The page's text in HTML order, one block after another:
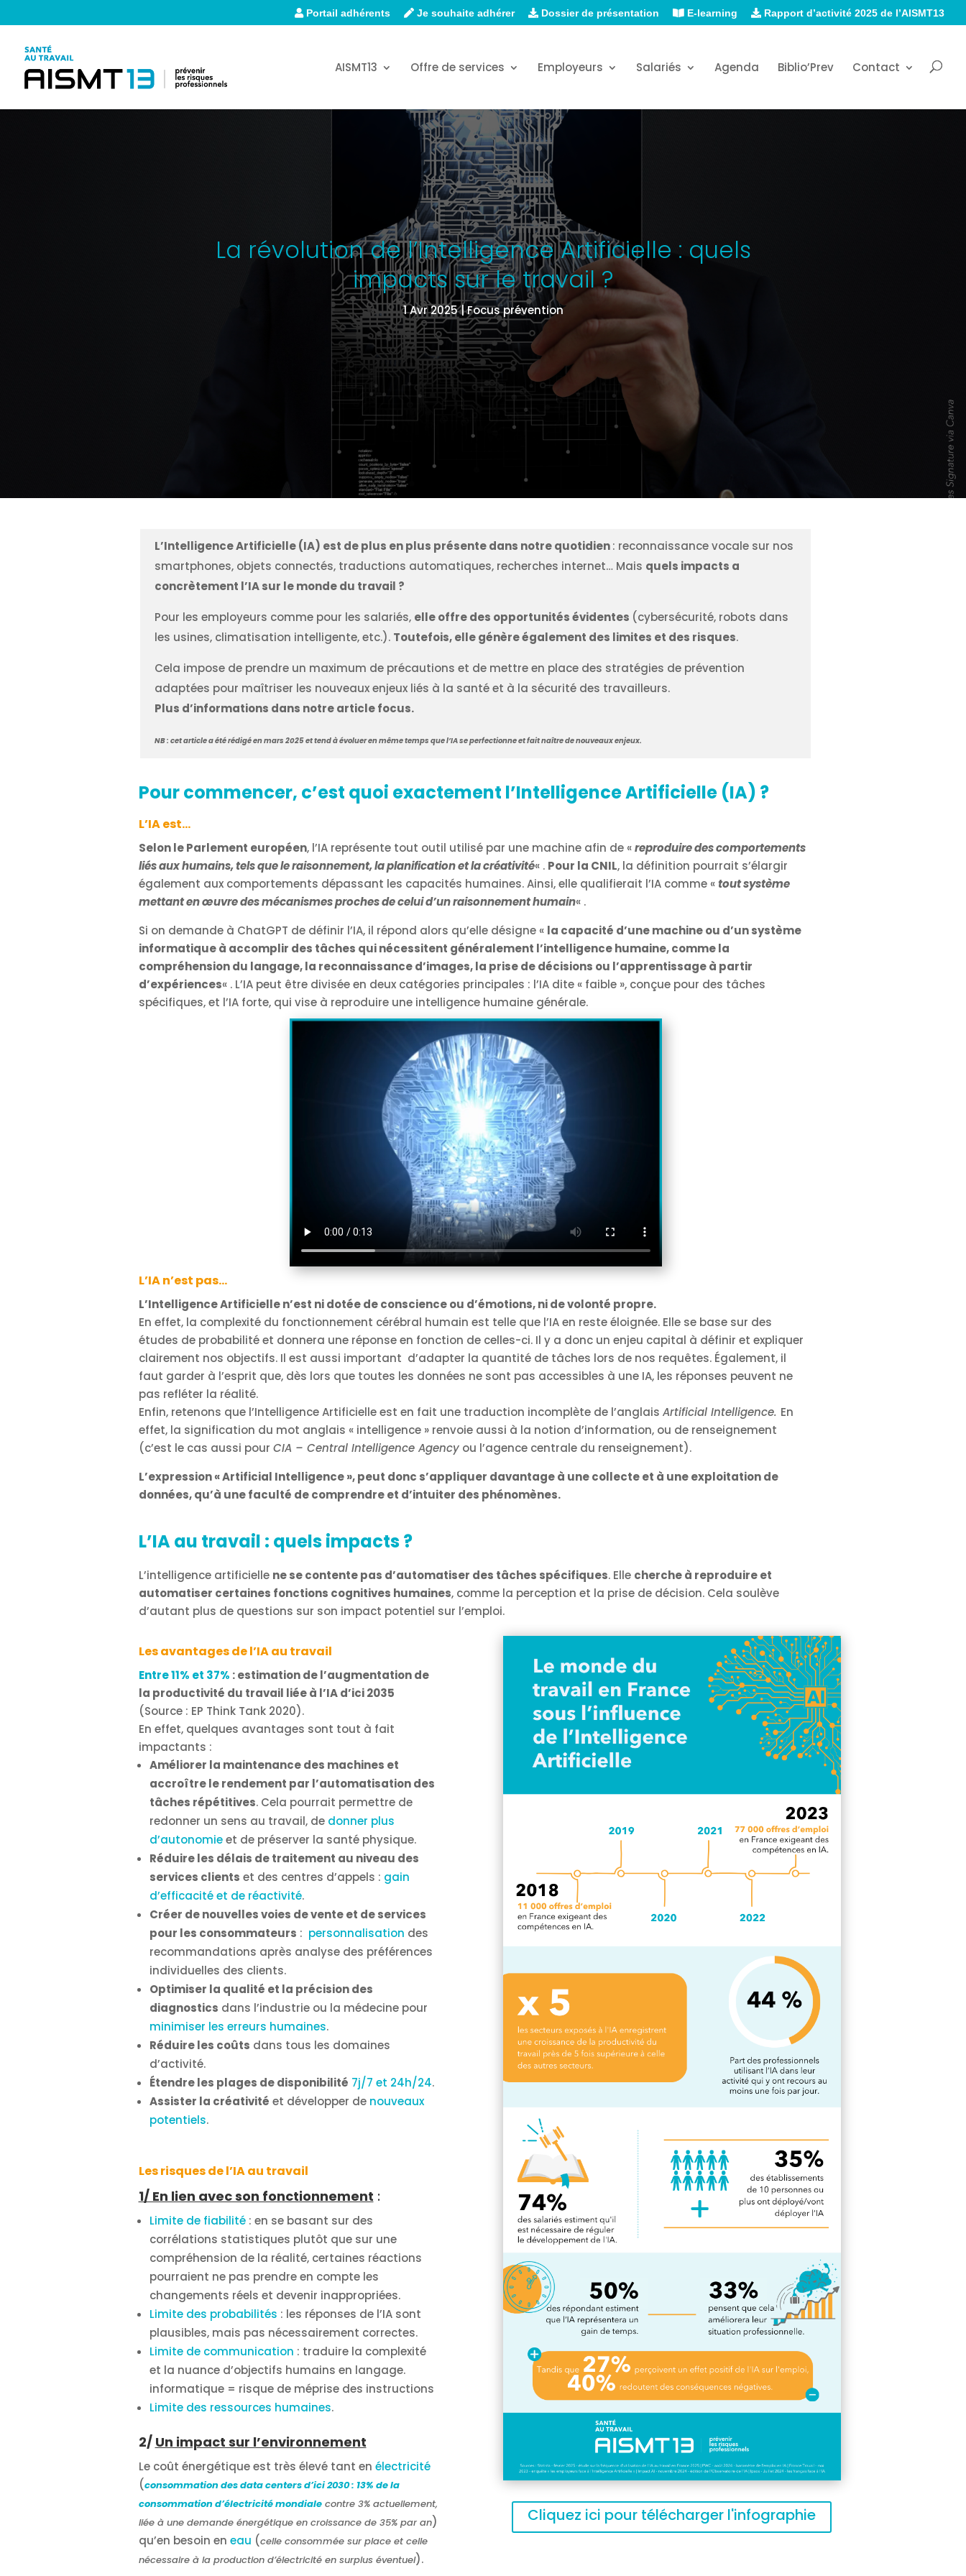
Portail adhérents Je souhaite adhérer Dossier de présentation E-learning Rapport d’activité 2025 de l’AISMT13
AISMT13 Offre de services Employeurs Salariés Agenda Biblio’Prev Contact
La révolution de l’Intelligence Artificielle : quels
impacts sur le travail ?
1 Avr 2025 Focus prévention
L’Intelligence Artificielle (IA) est de plus en plus présente dans notre quotidien: reconnaissance vocale sur nos
smartphones, objets connectés, traductions automatiques, recherches internet… Mais quels impacts a
concrètement l’IA sur le monde du travail ?
Pour les employeurs comme pour les salariés, elle offre des opportunités évidentes (cybersécurité, robots dans
les usines, climatisation intelligente, etc.). Toutefois, elle génère également des limites et des risques.
Cela impose de prendre un maximum de précautions et de mettre en place des stratégies de prévention
adaptées pour maîtriser les nouveaux enjeux liés à la santé et à la sécurité des travailleurs.
Plus d’informations dans notre article focus.
NB : cet article a été rédigé en mars 2025 et tend à évoluer en même temps que l’IA se perfectionne et fait naître de nouveaux enjeux.
Pour commencer, c’est quoi exactement l’Intelligence Artificielle (IA) ?
L’IA est…
Selon le Parlement européen, l’IA représente tout outil utilisé par une machine afin de «reproduire des comportements
liés aux humains, tels que le raisonnement, la planification et la créativité« . Pour la CNIL, la définition pourrait s’élargir
également aux comportements dépassant les capacités humaines. Ainsi, elle qualifierait l’IA comme «tout système
mettant en œuvre des mécanismes proches de celui d’un raisonnement humain« .
Si on demande à ChatGPT de définir l’IA, il répond alors qu’elle désigne « la capacité d’une machine ou d’un système
informatique à accomplir des tâches qui nécessitent généralement l’intelligence humaine, comme la
compréhension du langage, la reconnaissance d’images, la prise de décisions ou l’apprentissage à partir
d’expériences« . L’IA peut être divisée en deux catégories principales : l’IA dite « faible », conçue pour des tâches
spécifiques, et l’IA forte, qui vise à reproduire une intelligence humaine générale.
L’IA n’est pas…
L’Intelligence Artificielle n’est ni dotée de conscience ou d’émotions, ni de volonté propre.
En effet, la complexité du fonctionnement cérébral humain est telle que l’IA en reste éloignée. Elle se base sur des
études de probabilité et donnera une réponse en fonction de celles-ci. Il y a donc un enjeu capital à définir et expliquer
clairement nos objectifs. Il est aussi important d’adapter la quantité de tâches lors de nos requêtes. Également, il
faut garder à l’esprit que, dès lors que toutes les données ne sont pas accessibles à une IA, les réponses peuvent ne
pas refléter la réalité.
Enfin, retenons que l’Intelligence Artificielle est en fait une traduction incomplète de l’anglais Artificial Intelligence. En
effet, la signification du mot anglais « intelligence » renvoie aussi à la notion d’information, ou de renseignement
(c’est le cas aussi pour CIA – Central Intelligence Agencyou l’agence centrale du renseignement).
L’expression « Artificial Intelligence », peut donc s’appliquer davantage à une collecte et à une exploitation de
données, qu’à une faculté de comprendre et d’intuiter des phénomènes.
L’IA au travail : quels impacts ?
L’intelligence artificielle ne se contente pas d’automatiser des tâches spécifiques. Elle cherche à reproduire et
automatiser certaines fonctions cognitives humaines, comme la perception et la prise de décision. Cela soulève
d’autant plus de questions sur son impact potentiel sur l’emploi.
Les avantages de l’IA au travail
Entre 11% et 37% : estimation de l’augmentation de
la productivité du travail liée à l’IA d’ici 2035
(Source : EP Think Tank 2020).
En effet, quelques avantages sont tout à fait
impactants :
Améliorer la maintenance des machines et
accroître le rendement par l’automatisation des
tâches répétitives. Cela pourrait permettre de
redonner un sens au travail, de donner plus
d’autonomieet de préserver la santé physique.
Réduire les délais de traitement au niveau des
services clients et des centres d’appels : gain
d’efficacité et de réactivité.
Créer de nouvelles voies de vente et de services
pour les consommateurs : personnalisation des
recommandations après analyse des préférences
individuelles des clients.
Optimiser la qualité et la précision des
diagnostics dans l’industrie ou la médecine pour
minimiser les erreurs humaines.
Réduire les coûts dans tous les domaines
d’activité.
Étendre les plages de disponibilité 7j/7 et 24h/24.
Assister la créativité et développer de nouveaux
potentiels.
Les risques de l’IA au travail
1/ En lien avec son fonctionnement :
Limite de fiabilité: en se basant sur des
corrélations statistiques plutôt que sur une
compréhension de la réalité, certaines réactions
pourraient ne pas prendre en compte les
changements réels et devenir inappropriées.
Limite des probabilités : les réponses de l’IA sont
plausibles, mais pas nécessairement correctes.
Limite de communication : traduire la complexité
et la nuance d’objectifs humains en langage.
informatique = risque de méprise des instructions
Limite des ressources humaines.
2/ Un impact sur l’environnement
Le coût énergétique est très élevé tant en électricité
(consommation des data centers d’ici 2030 : 13% de la
consommation d’électricité mondialecontre 3% actuellement,
liée à une demande énergétique en croissance de 35% par an)
qu’en besoin en eau (celle consommée sur place et celle
nécessaire à la production d’électricité en surplus éventuel).
Cliquez ici pour télécharger l'infographie